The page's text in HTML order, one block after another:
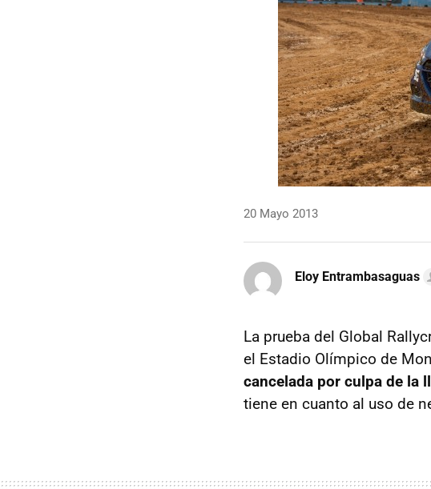
20 Mayo 2013
Eloy Entrambasaguas
La prueba del Global
el Estadio Olímpico de
cancelada por culpa de la
tiene en cuanto al uso de